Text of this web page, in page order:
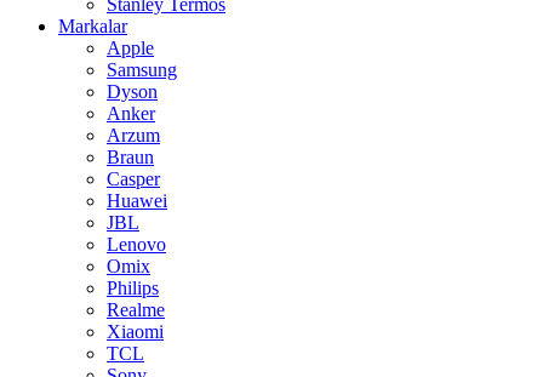
Stanley Termos
Markalar
Apple
Samsung
Dyson
Anker
Arzum
Braun
Casper
Huawei
JBL
Lenovo
Omix
Philips
Realme
Xiaomi
TCL